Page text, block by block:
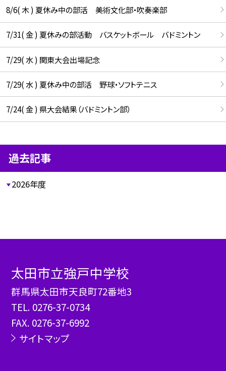
8/6( 木 ) 夏休み中の部活 美術文化部・吹奏楽部
7/31( 金 ) 夏休みの部活動 バスケットボール バドミントン
7/29( 水 ) 関東大会出場記念
7/29( 水 ) 夏休み中の部活 野球・ソフトテニス
7/24( 金 ) 県大会結果（バドミントン部）
過去記事
2026年度
太田市立強戸中学校
群馬県太田市天良町72番地3
TEL. 0276-37-0734
FAX. 0276-37-6992
サイトマップ